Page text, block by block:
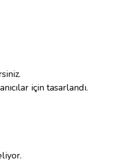
için tasarlandı.